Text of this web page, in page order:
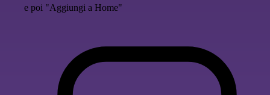
e poi "Aggiungi a Home"